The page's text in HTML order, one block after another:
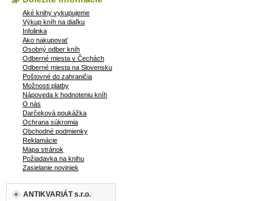
Aké knihy vykupujeme
Výkup kníh na diaľku
Infolinka
Ako nakupovať
Osobný odber kníh
Odberné miesta v Čechách
Odberné miesta na Slovensku
Poštovné do zahraničia
Možnosti platby
Nápoveda k hodnoteniu kníh
O nás
Darčeková poukážka
Ochrana súkromia
Obchodné podmienky
Reklamácie
Mapa stránok
Požiadavka na knihu
Zasielanie noviniek
ANTIKVARIÁT s.r.o.